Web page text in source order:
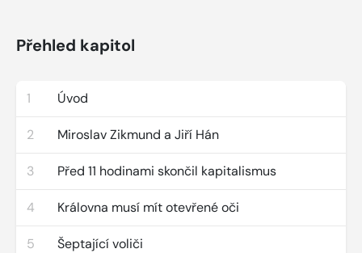
Přehled kapitol
1 Úvod
2 Miroslav Zikmund a Jiří Hán
3 Před 11 hodinami skončil kapitalismus
4 Královna musí mít otevřené oči
5 Šeptající voliči